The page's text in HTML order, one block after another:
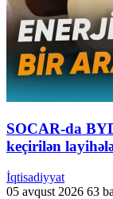
SOCAR-da
keçirilən
İqtisadiyyat
05 avqust 2026 63